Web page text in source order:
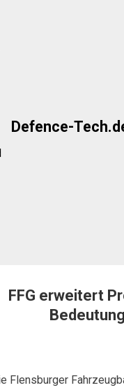
Defence-
FFG erweitert
Flensburger